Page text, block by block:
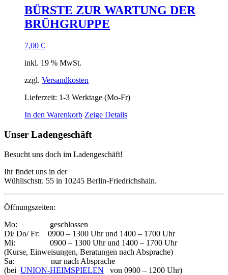
BÜRSTE ZUR WARTUNG DER
BRÜHGRUPPE
7,00 €
inkl. 19 % MwSt.
zzgl. Versandkosten
Lieferzeit: 1-3 Werktage (Mo-Fr)
In den Warenkorb Zeige Details
Unser Ladengeschäft
Besucht uns doch im Ladengeschäft!
Ihr findet uns in der
Wühlischstr. 55 in 10245 Berlin-Friedrichshain.
Öffnungszeiten:
Mo: geschlossen
Di/ Do/ Fr: 0900 – 1300 Uhr und 1400 – 1700 Uhr
Mi: 0900 – 1300 Uhr und 1400 – 1700 Uhr
(Kurse, Einweisungen, Beratungen nach Absprache)
Sa: nur nach Absprache
(bei UNION-HEIMSPIELEN von 0900 – 1200 Uhr)